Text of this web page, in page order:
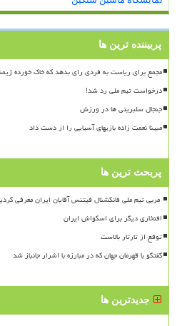
پربیننده ترین ها
مجمع برای ریاست به فردی رای بدهد که خاک خورده
درخواست تیم ملی رد شد!
جنجال سلبریتی ها در ورزش
مبینا نعمت زاده بازیهای آسیایی را از دست داد
پربحث ترین ها
افتخاری دیگر برای اسکواش ایران
توقع از تارتار بالاست
گفتگو با قهرمان جهان که در مبارزه با اشرار جانباز شد
جدیدترین ها